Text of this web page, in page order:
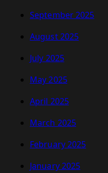
September 2025
August 2025
July 2025
May 2025
April 2025
March 2025
February 2025
January 2025